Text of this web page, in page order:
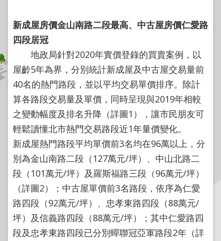
應
用
府
資
訊
公
開
公
告
資
訊
機
關
介
紹
新成屋房價金山南路二段最高、中古屋房價仁愛路
四段居冠
地政局針對2020年實價登錄的買賣案例，以
屋齡5年為界，分別統計新成屋及中古屋交易量前
40名的熱門路段，並以平均交易單價排序。除計
算各路段交易量及單價，同時呈現與2019年相較
之變動幅度及排名升降（詳圖1），讓市民朋友可
輕鬆讀懂北市熱門交易路段近1年量價變化。
新成屋熱門路段平均單價前3名均在96萬以上，分
別為金山南路二段（127萬元/坪）、中山北路二
段（101萬元/坪）及羅斯福路三段（96萬元/坪）
（詳圖2）；中古屋單價前3名路段，依序為仁愛
路四段（92萬元/坪）、忠孝東路四段（88萬元/
坪）及信義路四段（88萬元/坪）；其中仁愛路四
段及忠孝東路四段已分別蟬聯冠亞軍路段2年（詳